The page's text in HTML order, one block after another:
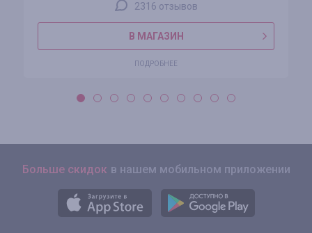
2316 отзывов
В МАГАЗИН
ПОДРОБНЕЕ
Больше скидок в нашем мобильном приложении